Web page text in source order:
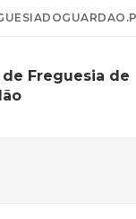
Freguesia de